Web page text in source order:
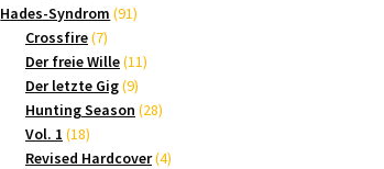
Produkte
Hades-Syndrom 9191
Crossfire 77
Produkte
Der freie Wille 1111
Der letzte Gig 99
Produkte
Hunting Season 2828
Vol. 1 1818
Produkte
Revised Hardcover 44